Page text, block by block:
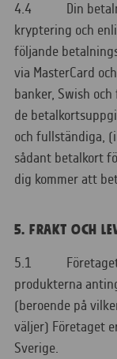
4.4 Din
kryptering och
följande
via MasterCard
banker, Swish
de
och fullständiga,
sådant betalkort
dig kommer att
5. FRAKT OCH
5.1 Företaget
produkterna
(beroende på
väljer) Företaget
Sverige.